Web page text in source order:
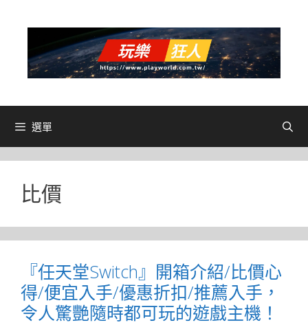
選單
比價
『任天堂Switch』開箱介紹/比價心
得/便宜入手/優惠折扣/推薦入手，
令人驚艷隨時都可玩的遊戲主機！